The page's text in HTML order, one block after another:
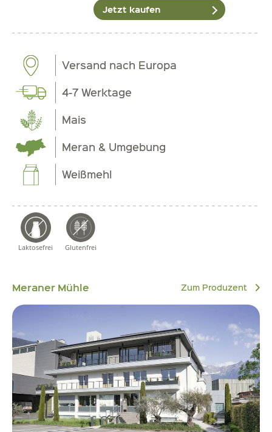
Jetzt kaufen
Versand nach Europa
4-7 Werktage
Mais
Meran & Umgebung
Weißmehl
Laktosefrei Glutenfrei
Meraner Mühle Zum Produzent